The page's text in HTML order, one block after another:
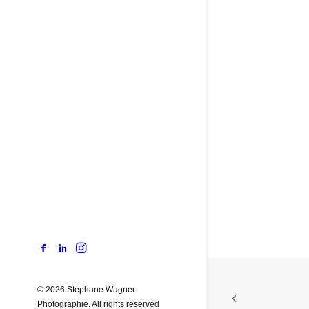
© 2026 Stéphane Wagner
Photographie.All rights reserved